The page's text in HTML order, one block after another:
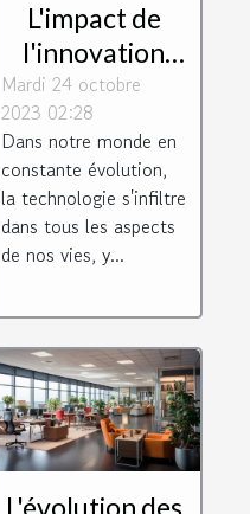
L'impact de
l'innovation
technologique
sur le monde
juridique
Mardi 24 octobre
2023 02:28
Dans notre monde en
constante évolution,
la technologie s'infiltre
dans tous les aspects
de nos vies, y...
L'évolution des